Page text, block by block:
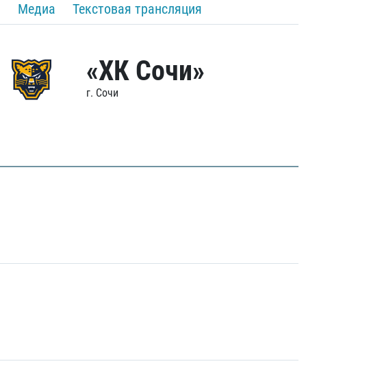
Медиа Текстовая трансляция
«ХК Сочи»
г. Сочи